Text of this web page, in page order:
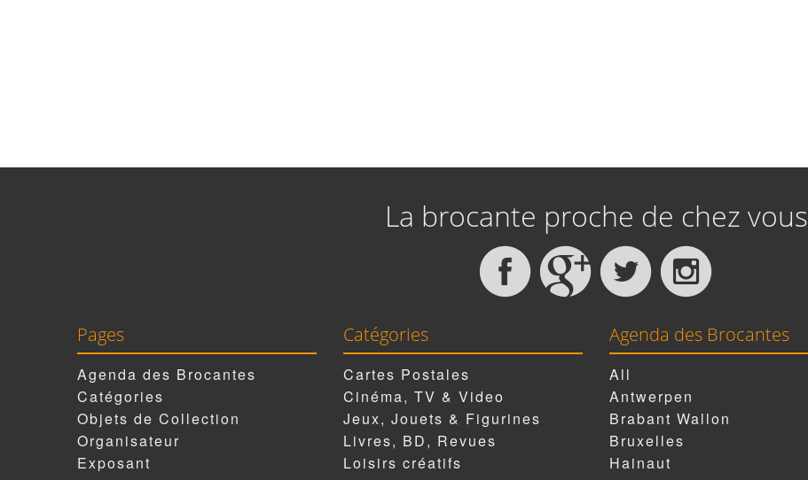
La brocante proche de chez vous
Pages
Agenda des Brocantes
Catégories
Objets de Collection
Organisateur
Exposant
Catégories
Cartes Postales
Cinéma, TV & Video
Jeux, Jouets & Figurines
Livres, BD, Revues
Loisirs créatifs
Agenda des Brocantes
All
Antwerpen
Brabant Wallon
Bruxelles
Hainaut